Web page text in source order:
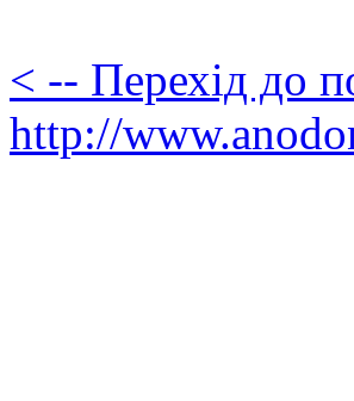
< -- Перехід до
http://